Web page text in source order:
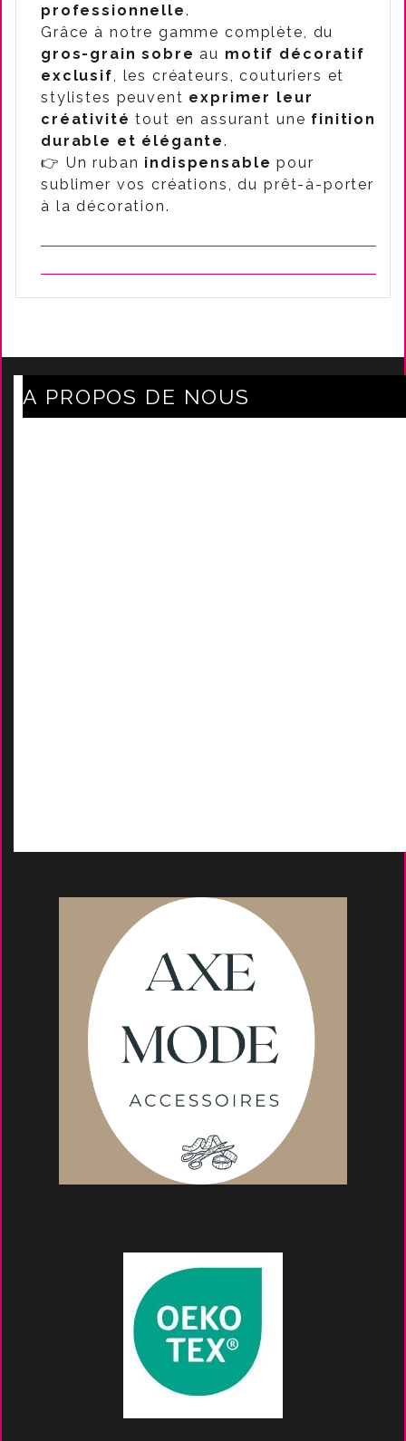
professionnelle.
Grâce à notre gamme complète, du
gros-grain sobre au motif décoratif
exclusif , les créateurs, couturiers et
stylistes peuvent exprimer leur
créativité tout en assurant une finition
durable et élégante.
👉 Un ruban indispensable pour
sublimer vos créations, du prêt-à-porter
à la décoration.
A PROPOS DE NOUS